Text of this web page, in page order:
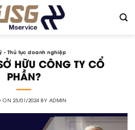
- Thủ tục doanh nghiệp
HỮU CÔNG TY CỔ
PHẦN?
ON 23/01/2024BY ADMIN